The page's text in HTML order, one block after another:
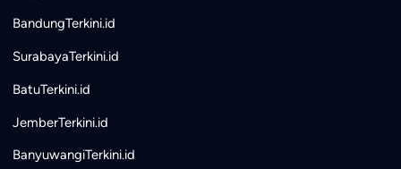
BandungTerkini.id
SurabayaTerkini.id
BatuTerkini.id
JemberTerkini.id
BanyuwangiTerkini.id